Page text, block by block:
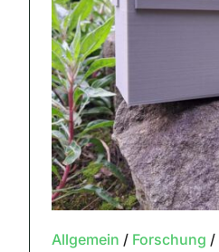
Allgemein / Forschung /